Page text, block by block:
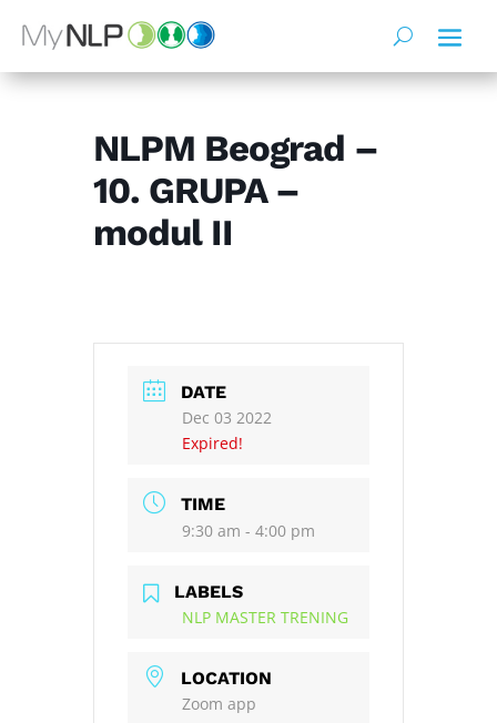
NLPM Beograd –
10. GRUPA –
modul II
DATE
Dec 03 2022
Expired!
TIME
9:30 am - 4:00 pm
LABELS
NLP MASTER TRENING
LOCATION
Zoom app